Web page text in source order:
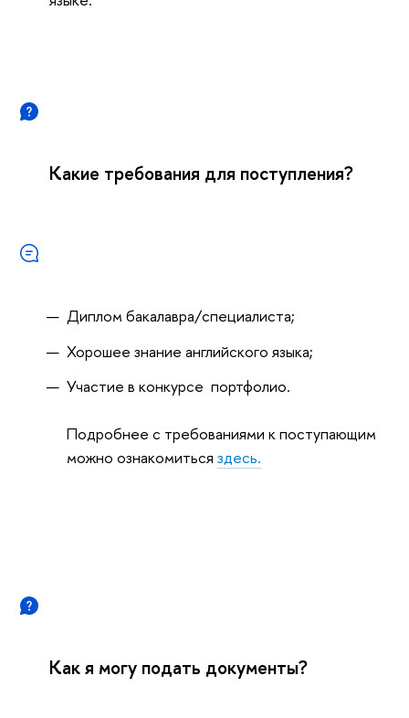
Какие требования для поступления?
Диплом бакалавра/специалиста;
Хорошее знание английского языка;
Участие в конкурсе портфолио.
Подробнее с требованиями к поступающим
можно ознакомиться здесь.
Как я могу подать документы?